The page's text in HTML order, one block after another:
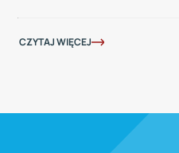
CZYTAJ WIĘCEJ